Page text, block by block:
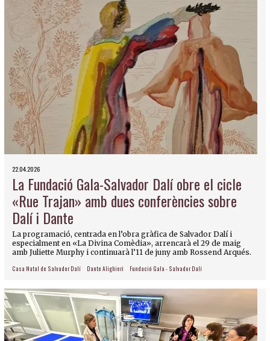
22.04.2026
La Fundació Gala-Salvador Dalí obre el cicle
«Rue Trajan» amb dues conferències sobre
Dalí i Dante
La programació, centrada en l’obra gràfica de Salvador Dalí i
especialment en «La Divina Comèdia», arrencarà el 29 de maig
amb Juliette Murphy i continuarà l’11 de juny amb Rossend Arqués.
Casa Natal de Salvador Dalí Dante Alighieri Fundació Gala - Salvador Dalí